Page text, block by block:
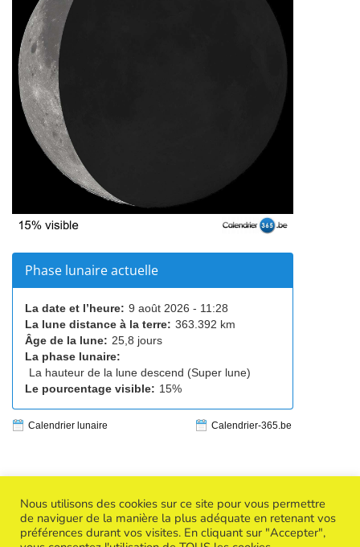
Phase lunaire actuelle
La date et l’heure: 9 août 2026 - 11:28
La lune distance à la terre: 363.392 km
Âge de la lune: 25,8 jours
La phase lunaire:
La hauteur de la lune descend (Super lune)
Le pourcentage visible: 15%
Calendrier lunaire Calendrier-365.be
Nous utilisons des cookies sur ce site pour vous permettre
de naviguer de la manière la plus adéquate en retenant vos
préférences durant vos visites. En cliquant sur "Accepter",